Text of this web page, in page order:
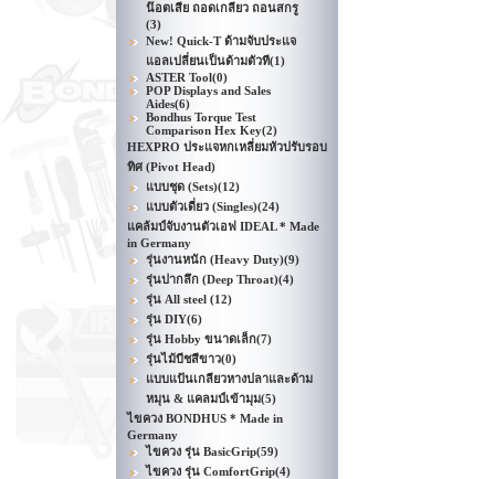
น๊อตเสีย ถอดเกลียว ถอนสกรู
(3)
New! Quick-T ด้ามจับประแจ
แอลเปลี่ยนเป็นด้ามตัวที(1)
ASTER Tool(0)
POP Displays and Sales
Aides(6)
Bondhus Torque Test
Comparison Hex Key(2)
HEXPRO ประแจหกเหลี่ยมหัวปรับรอบ
ทิศ (Pivot Head)
แบบชุด (Sets)(12)
แบบตัวเดี่ยว (Singles)(24)
แคล้มป์จับงานตัวเอฟ IDEAL * Made
in Germany
รุ่นงานหนัก (Heavy Duty)(9)
รุ่นปากลึก (Deep Throat)(4)
รุ่น All steel (12)
รุ่น DIY(6)
รุ่น Hobby ขนาดเล็ก(7)
รุ่นไม้บีชสีขาว(0)
แบบแป้นเกลียวหางปลาและด้าม
หมุน & แคลมป์เข้ามุม(5)
ไขควง BONDHUS * Made in
Germany
ไขควง รุ่น BasicGrip(59)
ไขควง รุ่น ComfortGrip(4)